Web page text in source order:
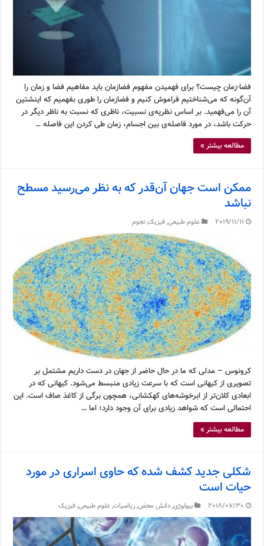
فضا-زمان چیست؟ برای فهمیدن مفهوم فضازمان باید مفاهیم فضا و زمان را
آن‌گونه که می‌شناختیم فراموش کنیم و فضازمان را طوری بفهمیم که اینشتین
آن را می‌فهمید. بر اساس نظریه‌ی نسبیت، ناظری که نسبت به ناظر دیگر در
حرکت باشد، در مورد فاصله‌ی بین اجسام، زمان طی کردن این فاصله …
مطالعه بیشتر »
ممکن است جهان آن‌قدر که به نظر می‌رسید مسطح
نباشد
2019/11/11 علوم طبیعی,فیزیک,نجوم
کرونوس – مدلی که ما در حال حاضر از جهان در دست داریم مشتمل بر
تصویری از کیهانی است که با سرعت زیادی منبسط می‌شود. کیهانی که در
ابعادی کلان‌تر از ابرخوشه‌های کهکشانی، همچون برگی از کاغذ صاف است. این
احتمالی است که شواهد زیادی برای آن وجود دارد؛ اما …
مطالعه بیشتر »
شکلی جدید کشف شده که حاوی اسراری در مورد
حیات است
2018/07/30 بیولوژی,دانش محض,ریاضیات,علوم طبیعی,فیزیک